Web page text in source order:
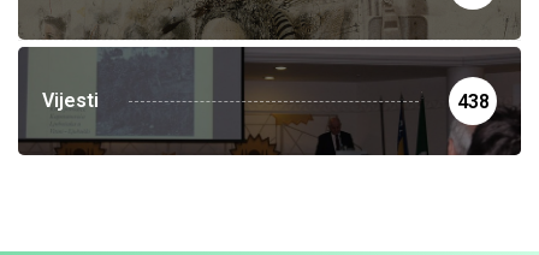
Vijesti 438